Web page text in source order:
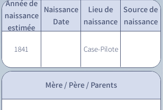
Année de
naissance
estimée
Naissance
Date
Lieu de
naissance
Source de
naissance
1841 Case-Pilote
Mère / Père / Parents